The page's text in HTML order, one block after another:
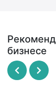
бизнесе